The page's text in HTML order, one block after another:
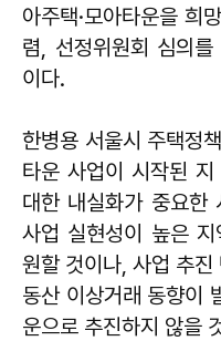
아주택·모아타운을 희
렴, 선정위원회 심의
이다.
한병용 서울시 주택정
타운 사업이 시작된
대한 내실화가 중요한
사업 실현성이 높은
원할 것이나, 사업 추
동산 이상거래 동향이
운으로 추진하지 않을